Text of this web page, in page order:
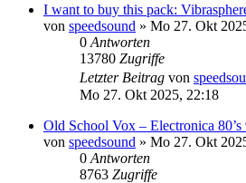
I want to buy this pack:
von speedsound » Mo 27. Okt
0 Antworten
13780 Zugriffe
Letzter Beitrag von
Mo 27. Okt 2025, 22:18
Old School Vox – Electronica 80’s
von speedsound » Mo 27. Okt
0 Antworten
8763 Zugriffe